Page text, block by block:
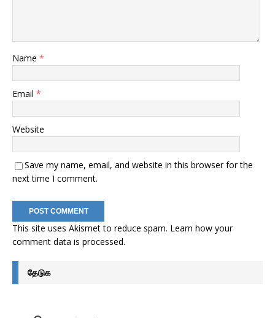
Name *
Email *
Website
Save my name, email, and website in this browser for the
next time I comment.
This site uses Akismet to reduce spam. Learn how your
comment data is processed.
தேடுக